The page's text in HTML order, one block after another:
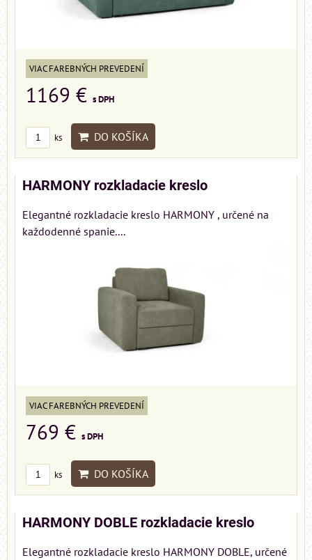
VIAC FAREBNÝCH PREVEDENÍ
1169 € s DPH
ks DO KOŠÍKA
HARMONY rozkladacie kreslo
Elegantné rozkladacie kreslo HARMONY , určené na
každodenné spanie....
VIAC FAREBNÝCH PREVEDENÍ
769 € s DPH
ks DO KOŠÍKA
HARMONY DOBLE rozkladacie kreslo
Elegantné rozkladacie kreslo HARMONY DOBLE, určené